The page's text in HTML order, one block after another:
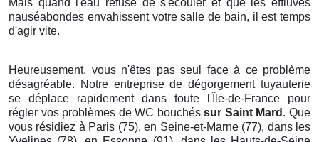
Mais quand l'eau refuse de s'écouler et que les effluves
nauséabondes envahissent votre salle de bain, il est temps
d'agir vite.
Heureusement, vous n'êtes pas seul face à ce problème
désagréable. Notre entreprise de dégorgement tuyauterie
se déplace rapidement dans toute l'Île-de-France pour
régler vos problèmes de WC bouchéssur Saint Mard . Que
vous résidiez à Paris (75), en Seine-et-Marne (77), dans les